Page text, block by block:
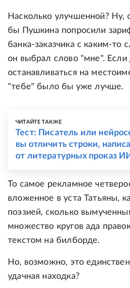
Насколько улучшенной? Ну,
бы Пушкина попросили
банка-заказчика с каким-то
он выбрал слово "мне". Если
останавливаться на
"тебе" было бы уже лучше.
ЧИТАЙТЕ ТАКЖЕ
Тест: Писатель или
вы отличить строки,
от литературных проказ
То самое рекламное
вложенное в уста Татьяны,
поэзией, сколько
множество кругов ада
текстом на билборде.
Но, возможно, это
удачная находка?